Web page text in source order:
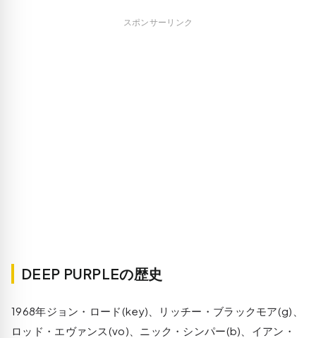
スポンサーリンク
DEEP PURPLEの歴史
1968年ジョン・ロード(key)、リッチー・ブラックモア(g)、
ロッド・エヴァンス(vo)、ニック・シンパー(b)、イアン・